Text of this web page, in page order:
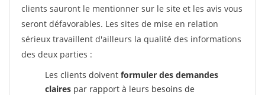
clients sauront le mentionner sur le site et les avis vous
seront défavorables. Les sites de mise en relation
sérieux travaillent d'ailleurs la qualité des informations
des deux parties :
Les clients doivent formuler des demandes
claires par rapport à leurs besoins de